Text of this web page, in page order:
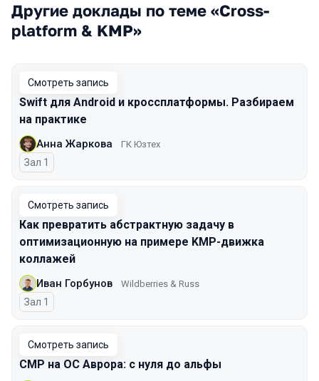
Другие доклады по теме «Cross-
platform & KMP»
Смотреть запись
Swift для Android и кроссплатформы. Разбираем
на практике
Анна Жаркова ГК Юзтех
Зал 1
Смотреть запись
Как превратить абстрактную задачу в
оптимизационную на примере KMP-движка
коллажей
Иван Горбунов Wildberries & Russ
Зал 1
Смотреть запись
CMP на ОС Аврора: с нуля до альфы